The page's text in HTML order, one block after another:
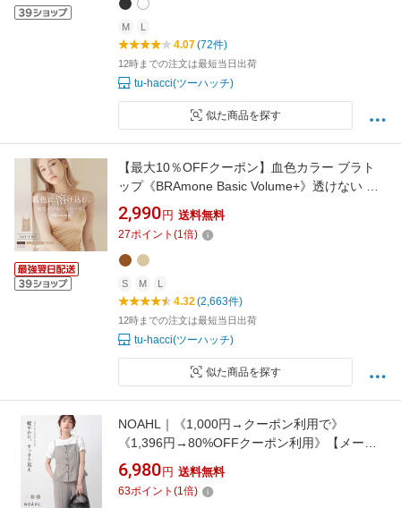
M L
4.07(72件)
12時までの注文は最短当日出荷
tu-hacci(ツーハッチ)
似た商品を探す
【最大10％OFFクーポン】血色カラー ブラト
ップ《BRAmone Basic Volume+》透けない イ
ンナー ブラトップ ブラキャミ カップ付きイン
ナー ブライラズ 楽盛り 透けにくい ルームウェ
ア レディース 下着【ブラトップ】【tu-hacci】
2,990 円 送料無料
27ポイント (1倍)
S M L
4.32(2,663件)
12時までの注文は最短当日出荷
tu-hacci(ツーハッチ)
似た商品を探す
NOAHL｜《1,000円→クーポン利用で》
《1,396円→80%OFFクーポン利用》【メール
便】リネン ライク キャミソール ビスチェ トッ
プス レディース キャミ リネンライク ボタン レ
イヤード ナチュラル グレー ブラック 黒 低身長
6,980 円 送料無料
63ポイント (1倍)